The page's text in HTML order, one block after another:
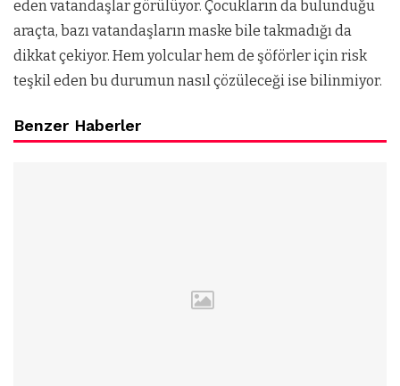
eden vatandaşlar görülüyor. Çocukların da bulunduğu
araçta, bazı vatandaşların maske bile takmadığı da
dikkat çekiyor. Hem yolcular hem de şöförler için risk
teşkil eden bu durumun nasıl çözüleceği ise bilinmiyor.
Benzer Haberler